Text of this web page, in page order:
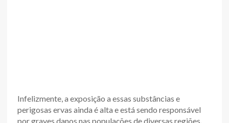
Infelizmente, a exposição a essas substâncias e
perigosas ervas ainda é alta e está sendo responsável
por graves danos nas populações de diversas regiões,